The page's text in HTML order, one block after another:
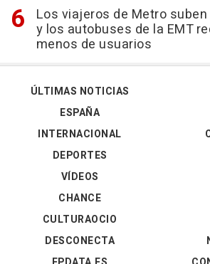
Los viajeros de Metro suben
y los autobuses de la EMT
menos de usuarios
ÚLTIMAS NOTICIAS
ESPAÑA
INTERNACIONAL
DEPORTES
VÍDEOS
CHANCE
CULTURAOCIO
DESCONECTA